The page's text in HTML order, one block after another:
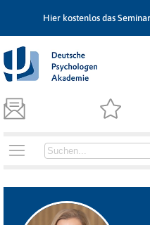
Hier kostenlos das